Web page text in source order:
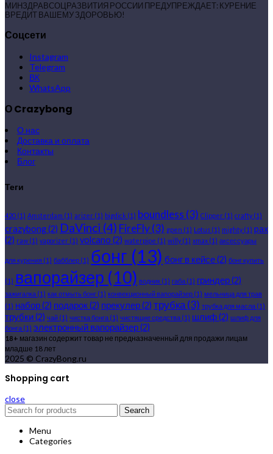
МИНЗДРАВСОЦРАЗВИТИЯ РОССИИ ПРЕДУПРЕЖДАЕТ: КУРЕНИЕ
ВРЕДИТ ВАШЕМУ ЗДОРОВЬЮ!
Соцсети
Instagram
Telegram
ВК
WhatsApp
О Crazybong
О нас
Доставка и оплата
Контакты
Блог
Теги
420 (1) Amsterdam (1) arizer (1) bigdick (1) boundless (3) Clipper (1) crafty(1)
crazybong(2) DaVinci (4) FireFly(3) gpen (1) Lotus (1) mighty(1) pax
(2) raw (1) vaporizer (1) volcano (2) waterpipe (1) willy(1) xmax (1) аксессуары
для курения (1) бабблер (1) бонг (13) бонг в кейсе(2) бонг купить
(1) вапорайзер (10) водник (1) габа (1) гриндер(2)
зажигалка (1) как отмыть бонг (1) конвекционный вапорайзер (1) мельница для трав
(1) набор(2) подарок(2) прекулер(2) трубка(3) трубка для масла (1)
трубки(2) чай (1) чистка бонга (1) чистящие средства (1) шлиф(2) шлиф для
бонга (1) электронный вапорайзер(2)
18+ магазин содержит товар не предназначенный для продажи лицам
младше 18 лет
2025 © CrazyBong.ru
Shopping cart
close
Search
Menu
Categories